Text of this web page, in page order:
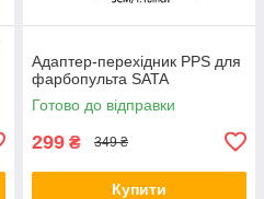
Адаптер-перехідник PPS для
фарбопульта SATA
Готово до відправки
299 ₴ 349 ₴
Купити